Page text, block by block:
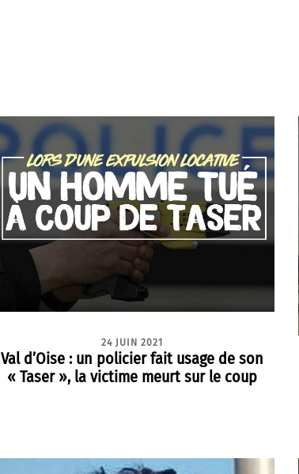
24 JUIN 2021
Val d’Oise : un policier fait usage de son
« Taser », la victime meurt sur le coup